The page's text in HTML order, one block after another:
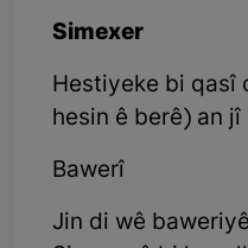
Simexer
Hestiyeke bi qasî
hesin ê berê) an
Bawerî
Jin di wê